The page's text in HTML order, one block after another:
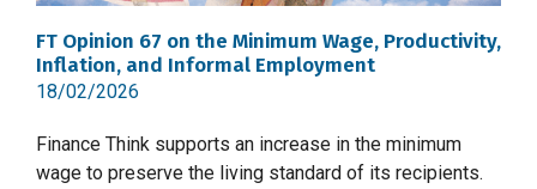
FT Opinion 67 on the Minimum Wage, Productivity,
Inflation, and Informal Employment
18/02/2026
Finance Think supports an increase in the minimum
wage to preserve the living standard of its recipients.